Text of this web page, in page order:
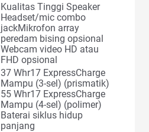
Kualitas Tinggi Speaker
Headset/mic combo
jackMikrofon array
peredam bising opsional
Webcam video HD atau
FHD opsional
37 Whr17 ExpressCharge
Mampu (3-sel) (prismatik)
55 Whr17 ExpressCharge
Mampu (4-sel) (polimer)
Baterai siklus hidup
panjang